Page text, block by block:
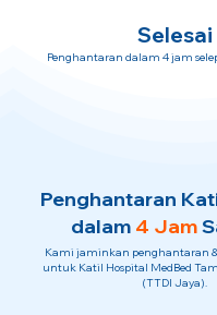
Selesai
Penghantaran dalam 4 jam
Penghantaran
dalam 4 Jam
Kami jaminkan penghantaran
untuk Katil Hospital MedBed
(TTDI Jaya).